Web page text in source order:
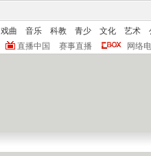
戏曲 音乐 科教 青少 文化 艺术
直播中国 赛事直播 网络